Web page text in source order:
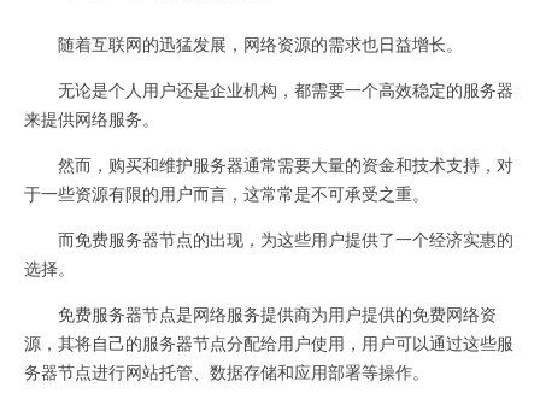
随着互联网的迅猛发展，网络资源的需求也日益增长。
无论是个人用户还是企业机构，都需要一个高效稳定的服务器
来提供网络服务。
然而，购买和维护服务器通常需要大量的资金和技术支持，对
于一些资源有限的用户而言，这常常是不可承受之重。
而免费服务器节点的出现，为这些用户提供了一个经济实惠的
选择。
免费服务器节点是网络服务提供商为用户提供的免费网络资
源，其将自己的服务器节点分配给用户使用，用户可以通过这些服
务器节点进行网站托管、数据存储和应用部署等操作。